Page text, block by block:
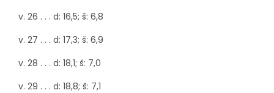
v. 26 . . . d: 16,5; š: 6,8
v. 27 . . . d: 17,3; š: 6,9
v. 28 . . . d: 18,1; š: 7,0
v. 29 . . . d: 18,8; š: 7,1